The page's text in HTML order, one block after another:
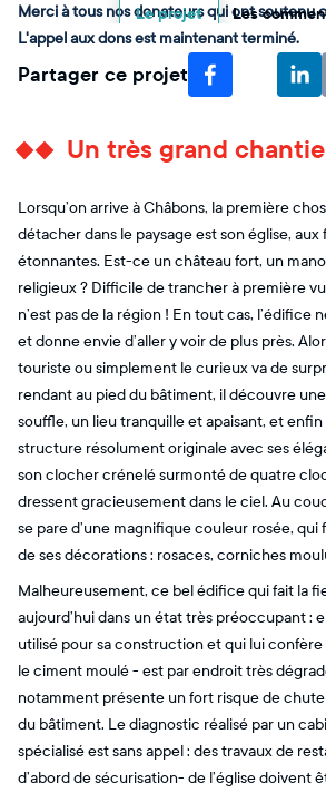
Le projet Les
Merci à tous nos donateurs qui ont soutenu
L'appel aux dons est maintenant terminé.
Partager ce projet
Un très grand
Lorsqu’on arrive à Châbons, la première
détacher dans le paysage est son église,
étonnantes. Est-ce un château fort, un
religieux ? Difficile de trancher à première
n’est pas de la région ! En tout cas, l’édifice
et donne envie d’aller y voir de plus près.
touriste ou simplement le curieux va de
rendant au pied du bâtiment, il découvre
souffle, un lieu tranquille et apaisant, et enfin
structure résolument originale avec ses
son clocher crénelé surmonté de quatre
dressent gracieusement dans le ciel. Au
se pare d’une magnifique couleur rosée, qui
de ses décorations : rosaces, corniches
Malheureusement, ce bel édifice qui fait la
aujourd’hui dans un état très préoccupant :
utilisé pour sa construction et qui lui
le ciment moulé - est par endroit très
notamment présente un fort risque de
du bâtiment. Le diagnostic réalisé par un
spécialisé est sans appel : des travaux de
d’abord de sécurisation- de l’église doivent